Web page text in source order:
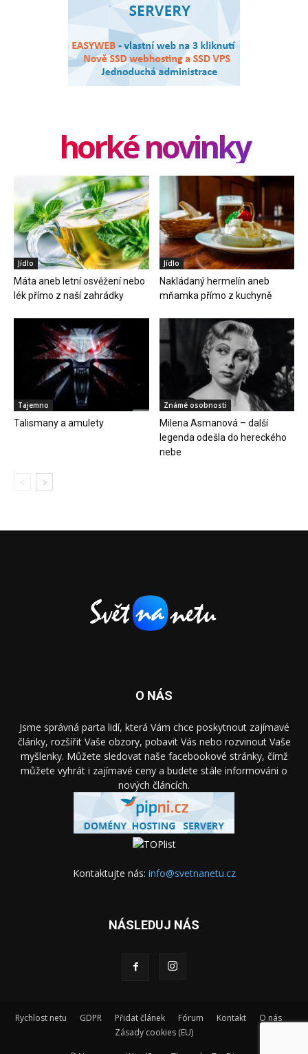
horké novinky
Jídlo
Máta aneb letní osvěžení nebo
lék přímo z naší zahrádky
Jídlo
Nakládaný hermelín aneb
mňamka přímo z kuchyně
Tajemno
Talismany a amulety
Známé osobnosti
Milena Asmanová – další
legenda odešla do hereckého
nebe
O NÁS
Jsme správná parta lidí, která Vám chce poskytnout zajímavé
články, rozšířit Vaše obzory, pobavit Vás nebo rozvinout Vaše
myšlenky. Můžete sledovat naše facebookové stránky, čímž
můžete vyhrát i zajímavé ceny a budete stále informováni o
nových článcích.
Kontaktujte nás: info@svetnanetu.cz
NÁSLEDUJ NÁS
Rychlost netu GDPR Přidat článek Fórum Kontakt
O nás
Zásady cookies (EU)